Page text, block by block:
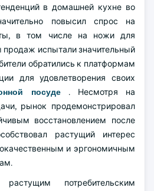
в домашней кухне во
повысил спрос на
в том числе на ножи для
испытали значительный
обратились к платформам
для удовлетворения своих
посуде . Несмотря на
рынок продемонстрировал
восстановлением после
растущий интерес
и эргономичным
потребительским